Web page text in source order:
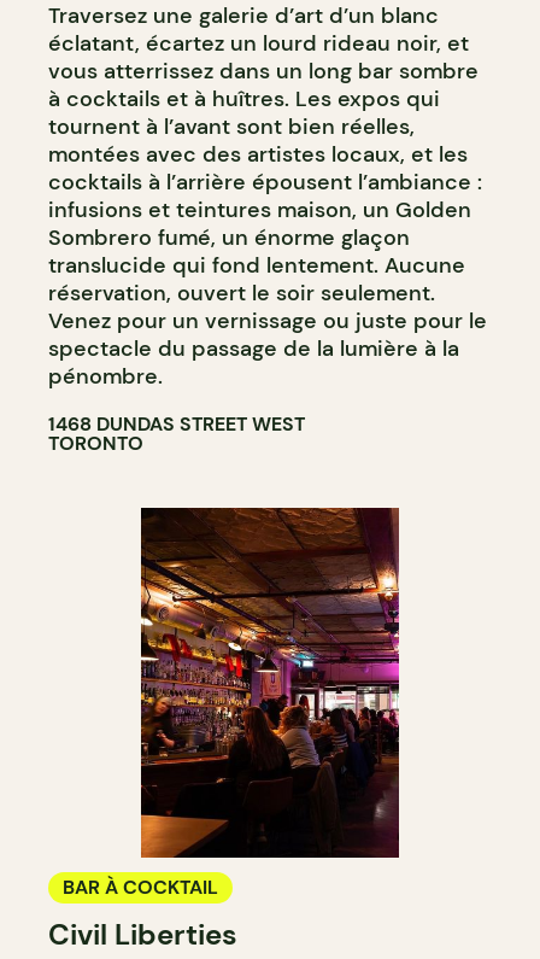
Traversez une galerie d’art d’un blanc
éclatant, écartez un lourd rideau noir, et
vous atterrissez dans un long bar sombre
à cocktails et à huîtres. Les expos qui
tournent à l’avant sont bien réelles,
montées avec des artistes locaux, et les
cocktails à l’arrière épousent l’ambiance :
infusions et teintures maison, un Golden
Sombrero fumé, un énorme glaçon
translucide qui fond lentement. Aucune
réservation, ouvert le soir seulement.
Venez pour un vernissage ou juste pour le
spectacle du passage de la lumière à la
pénombre.
1468 DUNDAS STREET WEST
TORONTO
BAR À COCKTAIL
Civil Liberties